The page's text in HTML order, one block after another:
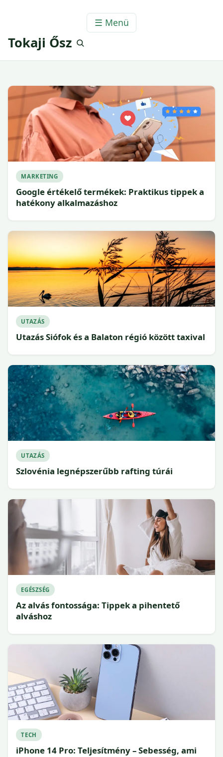
☰ Menü
Tokaji Ősz
MARKETING
Google értékelő termékek: Praktikus tippek a
hatékony alkalmazáshoz
UTAZÁS
Utazás Siófok és a Balaton régió között taxival
UTAZÁS
Szlovénia legnépszerűbb rafting túrái
EGÉSZSÉG
Az alvás fontossága: Tippek a pihentető
alváshoz
TECH
iPhone 14 Pro: Teljesítmény – Sebesség, ami